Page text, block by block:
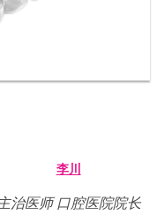
李川
主治医师 口腔医院院长